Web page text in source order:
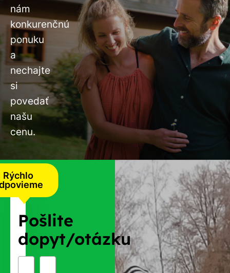
nám
konkurenčnú
ponuku
a
nechajte
si
povedať
našu
cenu.
Rýchlo
Pošlite
dopyt/otázku